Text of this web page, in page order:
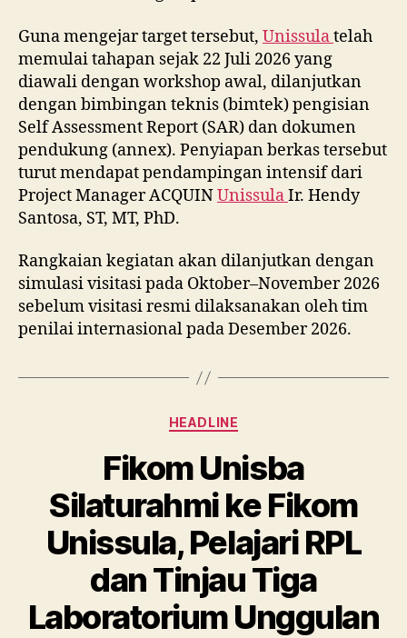
Guna mengejar target tersebut, Unissulatelah
memulai tahapan sejak 22 Juli 2026 yang
diawali dengan workshop awal, dilanjutkan
dengan bimbingan teknis (bimtek) pengisian
Self Assessment Report (SAR) dan dokumen
pendukung (annex). Penyiapan berkas tersebut
turut mendapat pendampingan intensif dari
Project Manager ACQUINUnissulaIr. Hendy
Santosa, ST, MT, PhD.
Rangkaian kegiatan akan dilanjutkan dengan
simulasi visitasi pada Oktober–November 2026
sebelum visitasi resmi dilaksanakan oleh tim
penilai internasional pada Desember 2026.
Categories
HEADLINE
Fikom Unisba
Silaturahmi ke Fikom
Unissula, Pelajari RPL
dan Tinjau Tiga
Laboratorium Unggulan